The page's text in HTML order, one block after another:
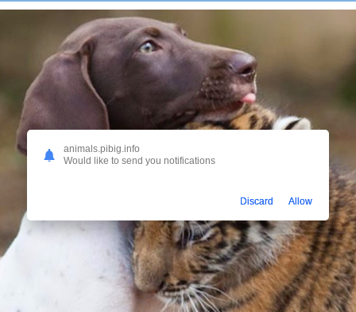
animals.pibig.info
Would like to send you notifications
Discard Allow